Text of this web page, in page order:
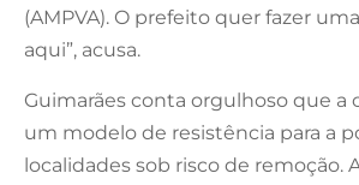
(AMPVA). O prefeito quer fazer
aqui”, acusa.
Guimarães conta orgulhoso que a
um modelo de resistência para a
localidades sob risco de remoção.